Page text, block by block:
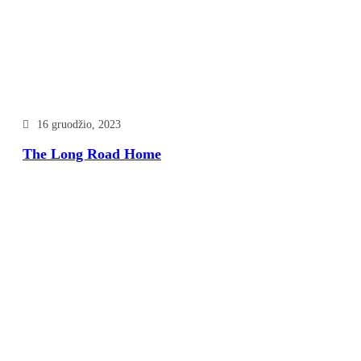
16 gruodžio, 2023
The Long Road Home